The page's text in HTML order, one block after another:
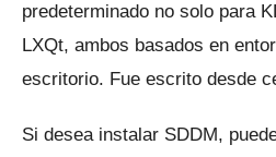
predeterminado no solo para
LXQt, ambos basados ​​en
escritorio. Fue escrito desde
Si desea instalar SDDM,